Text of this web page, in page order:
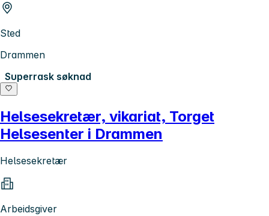
Sted
Drammen
Superrask søknad
Helsesekretær, vikariat, Torget
Helsesenter i Drammen
Helsesekretær
Arbeidsgiver